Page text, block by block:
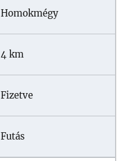
Homokmégy
4 km
Fizetve
Futás